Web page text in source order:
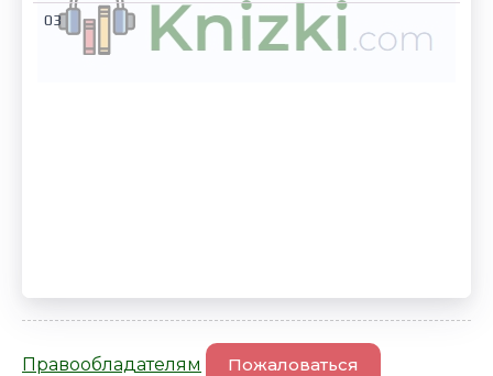
03
Правообладателям Пожаловаться